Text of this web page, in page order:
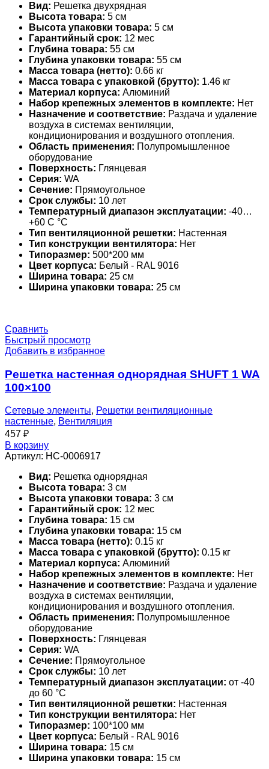
Вид: Решетка двухрядная
Высота товара: 5 см
Высота упаковки товара: 5 см
Гарантийный срок: 12 мес
Глубина товара: 55 см
Глубина упаковки товара: 55 см
Масса товара (нетто): 0.66 кг
Масса товара с упаковкой (брутто): 1.46 кг
Материал корпуса: Алюминий
Набор крепежных элементов в комплекте: Нет
Назначение и соответствие: Раздача и удаление
воздуха в системах вентиляции,
кондиционирования и воздушного отопления.
Область применения: Полупромышленное
оборудование
Поверхность: Глянцевая
Серия: WA
Сечение: Прямоугольное
Срок службы: 10 лет
Температурный диапазон эксплуатации: -40…
+60 С °С
Тип вентиляционной решетки: Настенная
Тип конструкции вентилятора: Нет
Типоразмер: 500*200 мм
Цвет корпуса: Белый - RAL 9016
Ширина товара: 25 см
Ширина упаковки товара: 25 см
Сравнить
Быстрый просмотр
Добавить в избранное
Решетка настенная однорядная SHUFT 1 WA
100×100
Сетевые элементы, Решетки вентиляционные
настенные, Вентиляция
457 ₽
В корзину
Артикул: НС-0006917
Вид: Решетка однорядная
Высота товара: 3 см
Высота упаковки товара: 3 см
Гарантийный срок: 12 мес
Глубина товара: 15 см
Глубина упаковки товара: 15 см
Масса товара (нетто): 0.15 кг
Масса товара с упаковкой (брутто): 0.15 кг
Материал корпуса: Алюминий
Набор крепежных элементов в комплекте: Нет
Назначение и соответствие: Раздача и удаление
воздуха в системах вентиляции,
кондиционирования и воздушного отопления.
Область применения: Полупромышленное
оборудование
Поверхность: Глянцевая
Серия: WA
Сечение: Прямоугольное
Срок службы: 10 лет
Температурный диапазон эксплуатации: от -40
до 60 °С
Тип вентиляционной решетки: Настенная
Тип конструкции вентилятора: Нет
Типоразмер: 100*100 мм
Цвет корпуса: Белый - RAL 9016
Ширина товара: 15 см
Ширина упаковки товара: 15 см